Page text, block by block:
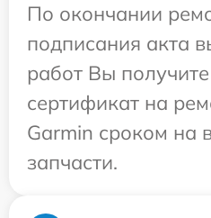
По окончании
подписания акта
работ Вы
сертификат на
Garmin сроком на
запчасти.